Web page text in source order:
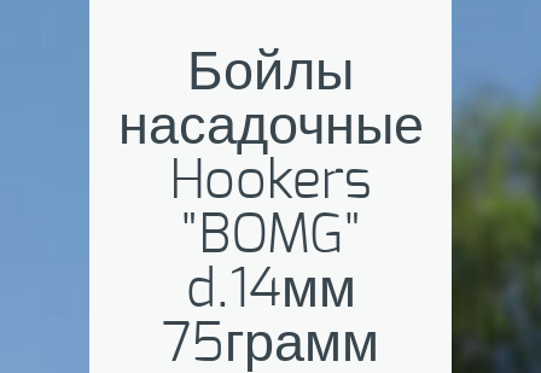
Бойлы
насадочные
Hookers
"BOMG"
d.14мм
75грамм